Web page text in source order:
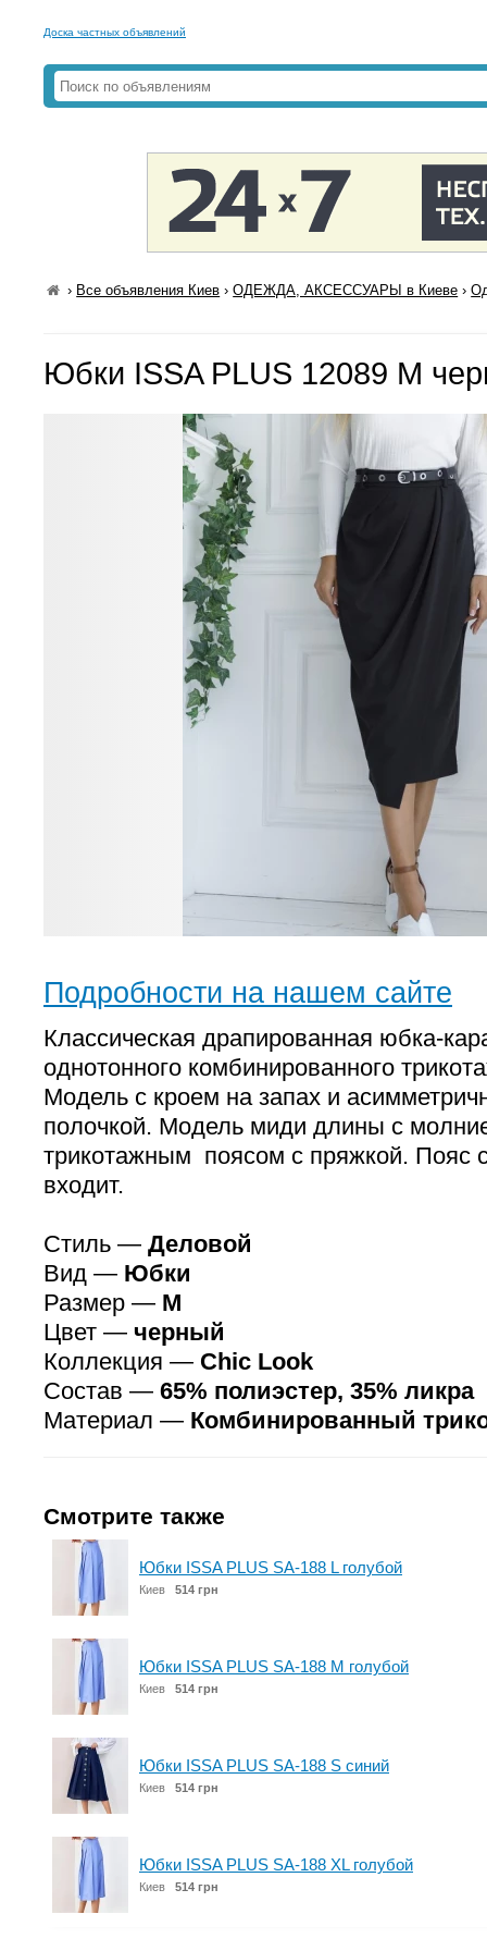
Доска частных объявлений
› Все объявления Киев ›ОДЕЖДА, АКСЕССУАРЫ в Киеве ›
Юбки ISSA PLUS 12089 M
Подробности на нашем сайте
Классическая драпированная юбка-
однотонного комбинированного
Модель с кроем на запах и
полочкой. Модель миди длины с
трикотажным поясом с пряжкой. Пояс
входит.
Стиль — Деловой
Вид — Юбки
Размер — M
Цвет — черный
Коллекция — Chic Look
Состав — 65% полиэстер, 35% ликра
Материал — Комбинированный
Смотрите также
Юбки ISSA PLUS SA-188 L голубой
Киев 514 грн
Юбки ISSA PLUS SA-188 M голубой
Киев 514 грн
Юбки ISSA PLUS SA-188 S синий
Киев 514 грн
Юбки ISSA PLUS SA-188 XL голубой
Киев 514 грн